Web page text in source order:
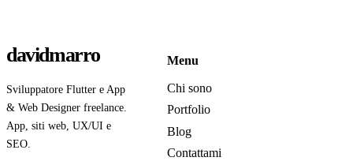
davidmarro
Sviluppatore Flutter e App
& Web Designer freelance.
App, siti web, UX/UI e
SEO.
Menu
Chi sono
Portfolio
Blog
Contattami